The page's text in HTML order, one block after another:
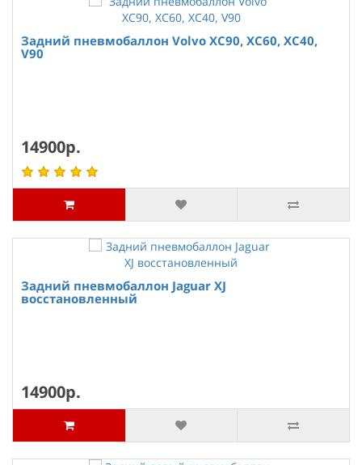
Задний пневмобаллон Volvo XC90, XC60, XC40,
V90
14900р.
Задний пневмобаллон Jaguar XJ
восстановленный
14900р.